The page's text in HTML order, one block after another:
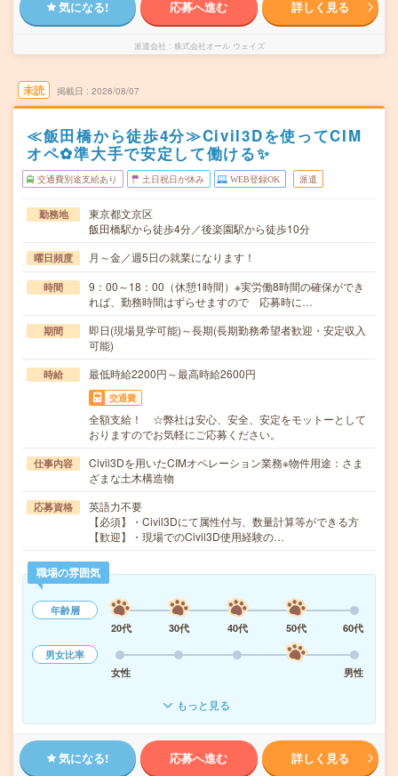
気になる! 応募へ進む 詳しく見る
派遣会社 株式会社オール ウェイズ
未読 掲載日 2026/08/07
≪飯田橋から徒歩4分≫Civil3Dを使ってCIM
オペ✿準大手で安定して働ける✨
交通費別途支給あり 土日祝日が休み WEB登録OK 派遣
勤務地
東京都文京区
飯田橋駅から徒歩4分／後楽園駅から徒歩10分
曜日頻度 月～金／週5日の就業になります！
時間
9：00～18：00（休憩1時間）※実労働8時間の確保ができ
れば、勤務時間はずらせますので 応募時に…
期間
即日(現場見学可能)～長期(長期勤務希望者歓迎・安定収入
可能)
時給 最低時給2200円～最高時給2600円
交通費
全額支給！ ☆弊社は安心、安全、安定をモットーとして
おりますのでお気軽にご応募ください。
仕事内容
Civil3Dを用いたCIMオペレーション業務※物件用途：さま
ざまな土木構造物
応募資格
英語力不要
【必須】・Civil3Dにて属性付与、数量計算等ができる方
【歓迎】・現場でのCivil3D使用経験の…
職場の雰囲気
年齢層
20代
30代 40代 50代
60代
男女比率
女性
男性
もっと見る
気になる! 応募へ進む 詳しく見る